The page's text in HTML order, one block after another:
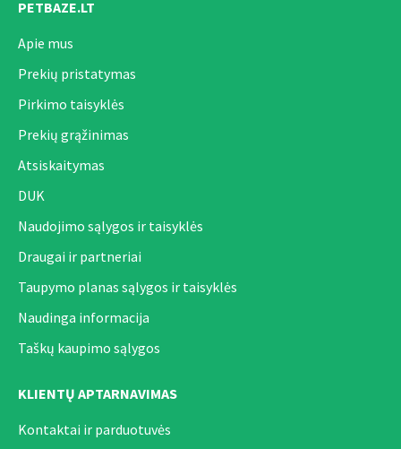
PETBAZE.LT
Apie mus
Prekių pristatymas
Pirkimo taisyklės
Prekių grąžinimas
Atsiskaitymas
DUK
Naudojimo sąlygos ir taisyklės
Draugai ir partneriai
Taupymo planas sąlygos ir taisyklės
Naudinga informacija
Taškų kaupimo sąlygos
KLIENTŲ APTARNAVIMAS
Kontaktai ir parduotuvės